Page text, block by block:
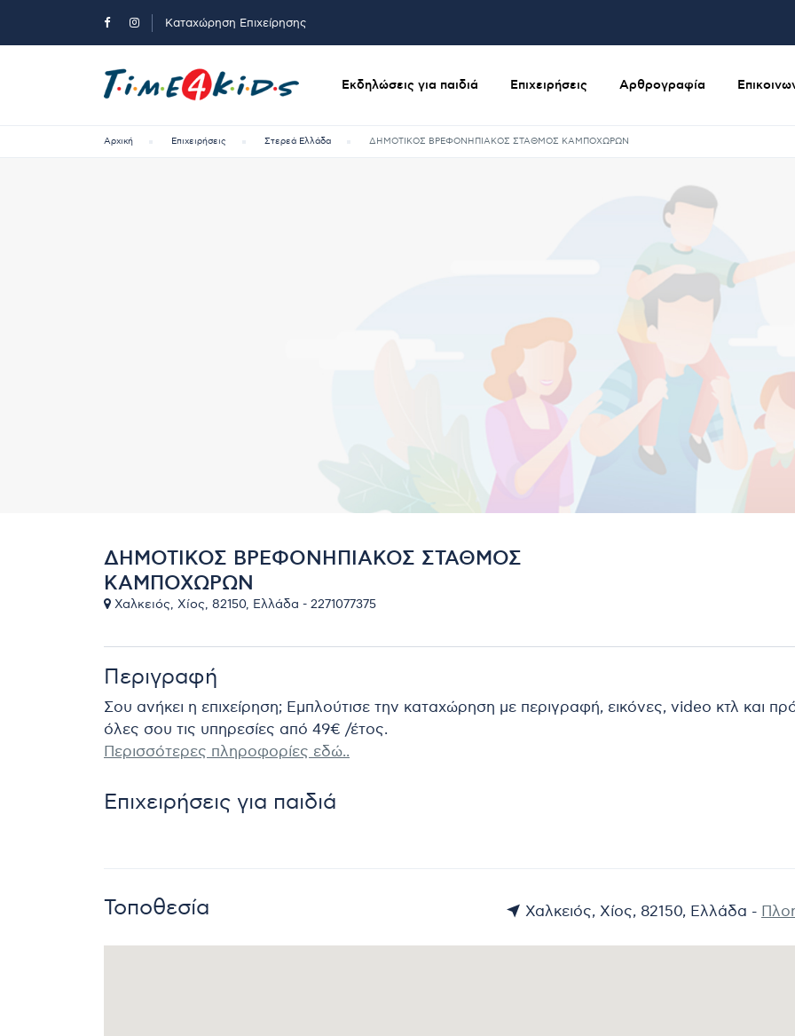
Καταχώρηση Επιχείρησης
Εκδηλώσεις για παιδιά Επιχειρήσεις Αρθρογραφία
Αρχική Επιχειρήσεις Στερεά Ελλάδα ΔΗΜΟΤΙΚΟΣ ΒΡΕΦΟΝΗΠΙΑΚΟΣ ΣΤΑΘΜΟΣ ΚΑΜΠΟΧΩΡΩΝ
ΔΗΜΟΤΙΚΟΣ ΒΡΕΦΟΝΗΠΙΑΚΟΣ ΣΤΑΘΜΟΣ
ΚΑΜΠΟΧΩΡΩΝ
Χαλκειός, Χίος, 82150, Ελλάδα - 2271077375
Περιγραφή
Σου ανήκει η επιχείρηση; Εμπλούτισε την καταχώρηση με περιγραφή, εικόνες, video κτλ και
όλες σου τις υπηρεσίες από 49€ /έτος.
Περισσότερες πληροφορίες εδώ..
Επιχειρήσεις για παιδιά
Τοποθεσία Χαλκειός, Χίος, 82150, Ελλάδα -